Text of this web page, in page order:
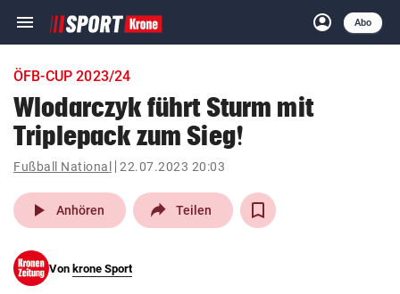
menu Navigation
ein-/ausklappen
account_circle
Anmelden
Abo
close Schließen
account_circle Anmelden
pin_drop
Wien arrow_right
ÖFB-CUP 2023/24
Wlodarczyk führt Sturm mit
Triplepack zum Sieg!
Fußball National 22.07.2023 20:03
play_arrow Anhören Teilen
Von krone Sport